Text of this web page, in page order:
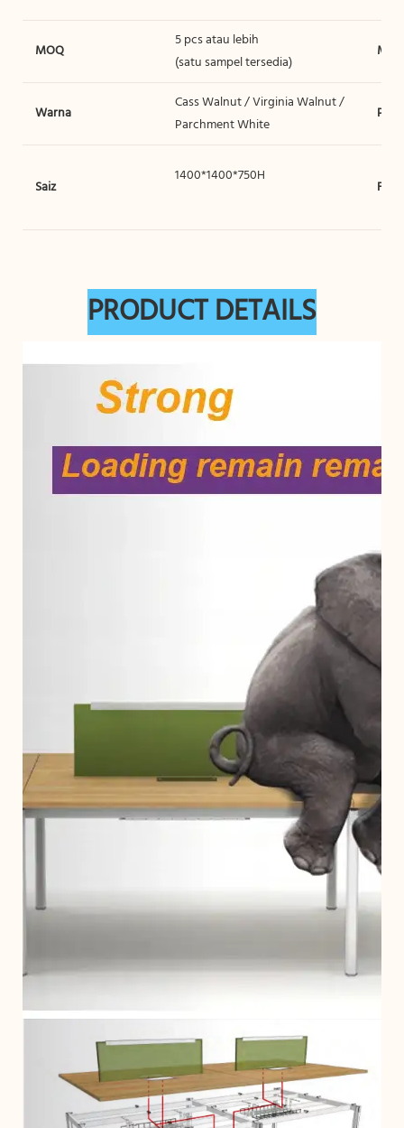
MOQ
5 pcs atau lebih
(satu sampel tersedia)
Warna
Cass Walnut / Virginia Walnut /
Parchment White
Saiz
1400*1400*750H